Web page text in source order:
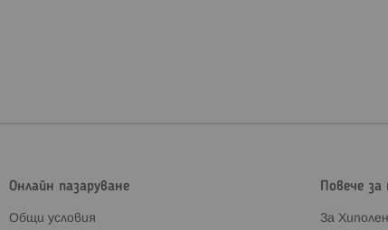
Онлайн пазаруване
Общи условия
Повече за
За